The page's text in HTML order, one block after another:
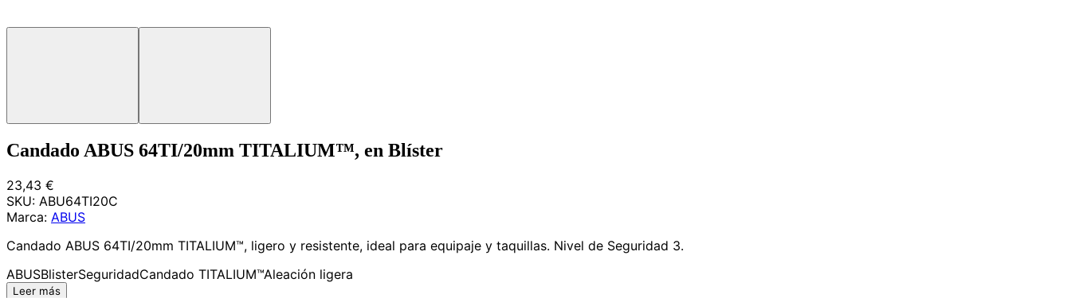
Candado ABUS 64TI/20mm TITALIUM™, en Blíster
23,43 €
SKU: ABU64TI20C
Marca: ABUS
Candado ABUS 64TI/20mm TITALIUM™, ligero y resistente, ideal para equipaje y taquillas. Nivel de Seguridad 3.
ABUSBlisterSeguridadCandado TITALIUM™Aleación ligera
Leer más